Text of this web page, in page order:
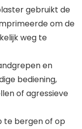
gebruikt de
om de
weg te
en
bediening,
of agressieve
te bergen of op